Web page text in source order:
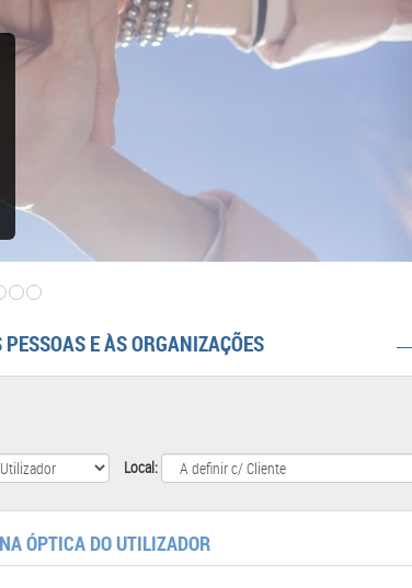
PESSOAS E ÀS ORGANIZAÇÕES
Local:
ÓPTICA DO UTILIZADOR